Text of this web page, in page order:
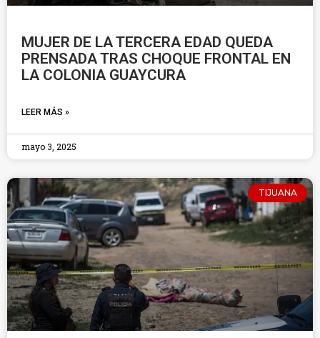
MUJER DE LA TERCERA EDAD QUEDA
PRENSADA TRAS CHOQUE FRONTAL EN
LA COLONIA GUAYCURA
LEER MÁS »
mayo 3, 2025
TIJUANA